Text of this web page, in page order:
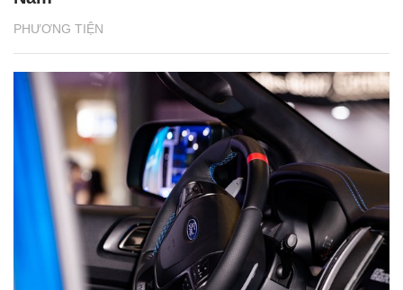
PHƯƠNG TIỆN